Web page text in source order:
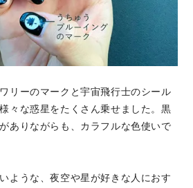
リーのマークと宇宙飛行士のシール
々な惑星をたくさん乗せました。黒
ありながらも、カラフルな色使いで
ような、夜空や星が好きな人におす